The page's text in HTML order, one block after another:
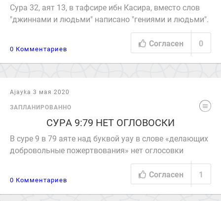
Сура 32, аят 13, в тафсире ибн Касира, вместо слов
"джиннами и людьми" написано "гениями и людьми".
0 Комментариев
Согласен 0
Ajayka 3 мая 2020
ЗАПЛАНИРОВАННО
СУРА 9:79 НЕТ ОГЛОВОСКИ
В суре 9 в 79 аяте над буквой уау в слове «делающих
добровольные пожертвования» нет оглосовки
0 Комментариев
Согласен 1